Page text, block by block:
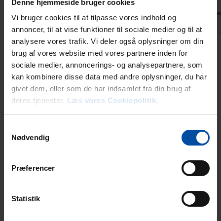
Denne hjemmeside bruger cookies
Vi bruger cookies til at tilpasse vores indhold og
annoncer, til at vise funktioner til sociale medier og til at
analysere vores trafik. Vi deler også oplysninger om din
brug af vores website med vores partnere inden for
sociale medier, annoncerings- og analysepartnere, som
kan kombinere disse data med andre oplysninger, du har
givet dem, eller som de har indsamlet fra din brug af
deres tjenester. Læs vores Cookiepolitik.
Nødvendig
Præferencer
Statistik
Dänemark
Übersetzt durch KI -
Originalkommentar anzeigen
Alle Erfahrungsberichte anzeigen
Mietinformationen
Ankunft
(im Juni, Juli und August doch ab 16 Uhr) abgeholt werden.
Kommen Sie außerhalb unserer Öffnungszeiten, erhalten Sie